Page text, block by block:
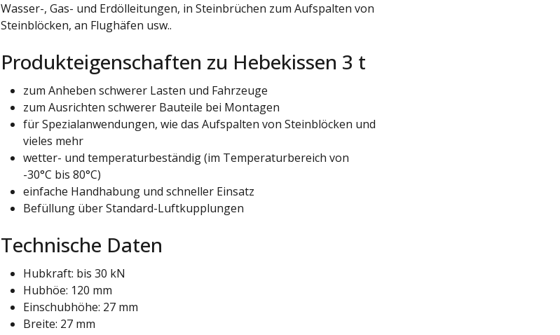
Wasser-, Gas- und Erdölleitungen, in Steinbrüchen zum Aufspalten von
Steinblöcken, an Flughäfen usw..
Produkteigenschaften zu Hebekissen 3 t
zum Anheben schwerer Lasten und Fahrzeuge
zum Ausrichten schwerer Bauteile bei Montagen
für Spezialanwendungen, wie das Aufspalten von Steinblöcken und
vieles mehr
wetter- und temperaturbeständig (im Temperaturbereich von
-30°C bis 80°C)
einfache Handhabung und schneller Einsatz
Befüllung über Standard-Luftkupplungen
Technische Daten
Hubkraft: bis 30 kN
Hubhöe: 120 mm
Einschubhöhe: 27 mm
Breite: 27 mm